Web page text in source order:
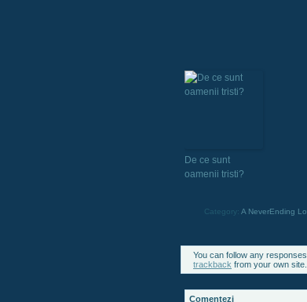
De ce sunt
oamenii tristi?
Category: A NeverEnding
You can follow any
trackback from your own site.
Comentezi